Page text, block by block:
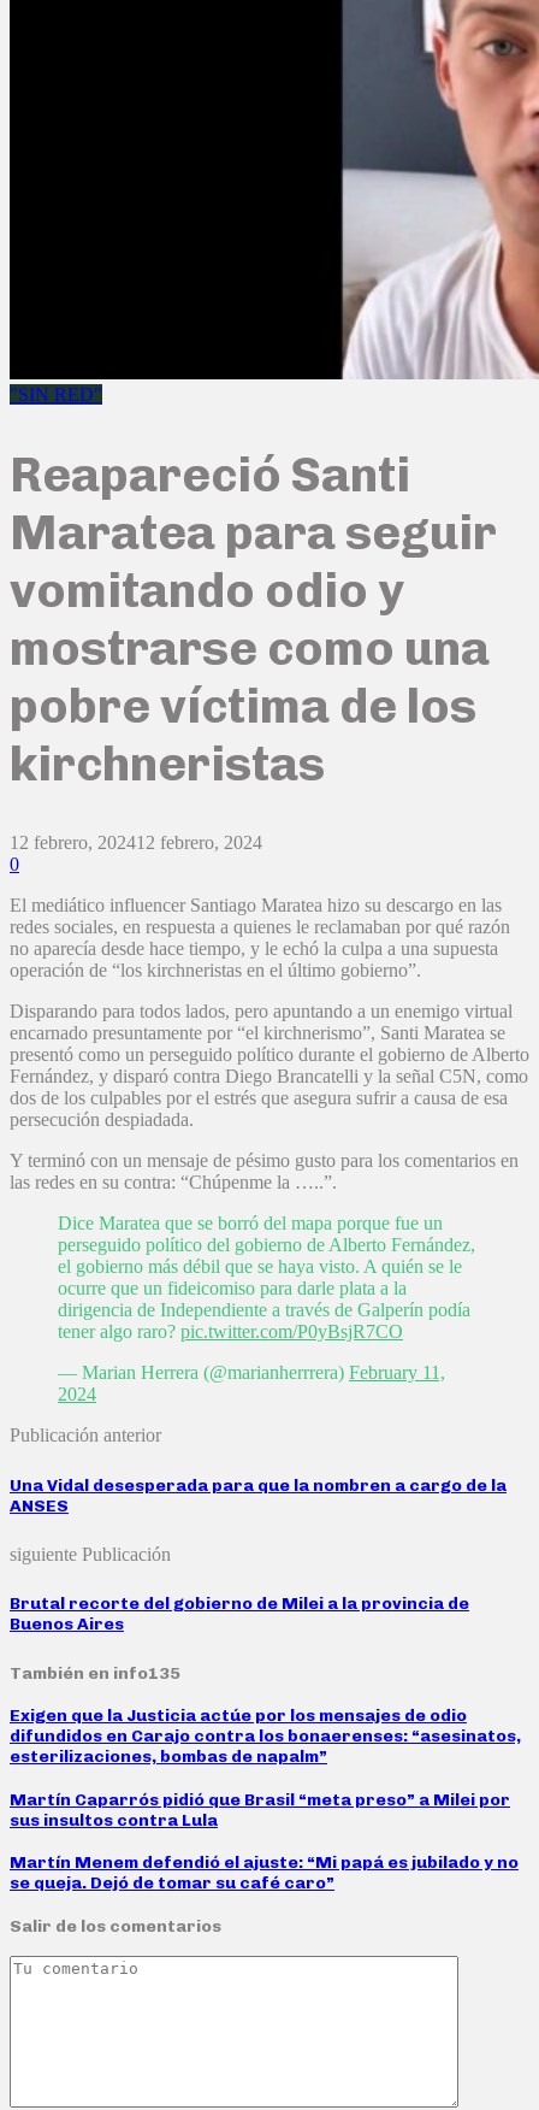
"SIN RED"
Reapareció Santi
Maratea para seguir
vomitando odio y
mostrarse como una
pobre víctima de los
kirchneristas
12 febrero, 202412 febrero, 2024
0
El mediático influencer Santiago Maratea hizo su descargo en las
redes sociales, en respuesta a quienes le reclamaban por qué razón
no aparecía desde hace tiempo, y le echó la culpa a una supuesta
operación de “los kirchneristas en el último gobierno”.
Disparando para todos lados, pero apuntando a un enemigo virtual
encarnado presuntamente por “el kirchnerismo”, Santi Maratea se
presentó como un perseguido político durante el gobierno de Alberto
Fernández, y disparó contra Diego Brancatelli y la señal C5N, como
dos de los culpables por el estrés que asegura sufrir a causa de esa
persecución despiadada.
Y terminó con un mensaje de pésimo gusto para los comentarios en
las redes en su contra: “Chúpenme la …..”.
Dice Maratea que se borró del mapa porque fue un
perseguido político del gobierno de Alberto Fernández,
el gobierno más débil que se haya visto. A quién se le
ocurre que un fideicomiso para darle plata a la
dirigencia de Independiente a través de Galperín podía
tener algo raro? pic.twitter.com/P0yBsjR7CO
— Marian Herrera (@marianherrrera) February 11,
2024
Publicación anterior
Una Vidal desesperada para que la nombren a cargo de la
ANSES
siguiente Publicación
Brutal recorte del gobierno de Milei a la provincia de
Buenos Aires
También en info135
Exigen que la Justicia actúe por los mensajes de odio
difundidos en Carajo contra los bonaerenses: “asesinatos,
esterilizaciones, bombas de napalm”
Martín Caparrós pidió que Brasil “meta preso” a Milei por
sus insultos contra Lula
Martín Menem defendió el ajuste: “Mi papá es jubilado y no
se queja. Dejó de tomar su café caro”
Salir de los comentarios